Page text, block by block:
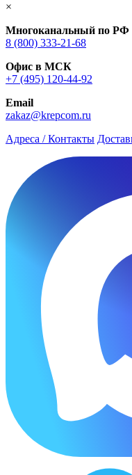
×
Многоканальный по РФ
8 (800) 333‑21-68
Офис в МСК
+7 (495) 120-44-92
Email
zakaz@krepcom.ru
Адреса / Контакты